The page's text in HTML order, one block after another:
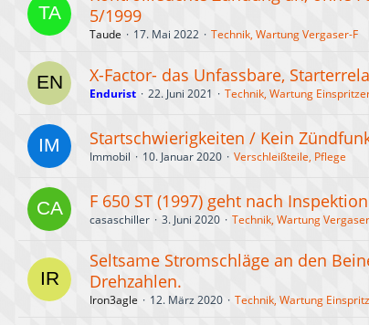
5/1999
Taude 17. Mai 2022 Technik, Wartung Vergaser-F
X-Factor- das Unfassbare,
Endurist 22. Juni 2021 Technik, Wartung
Startschwierigkeiten / Kein
Immobil 10. Januar 2020 Verschleißteile, Pflege
F 650 ST (1997) geht nach
casaschiller 3. Juni 2020 Technik, Wartung
Seltsame Stromschläge an den
Drehzahlen.
Iron3agle 12. März 2020 Technik, Wartung